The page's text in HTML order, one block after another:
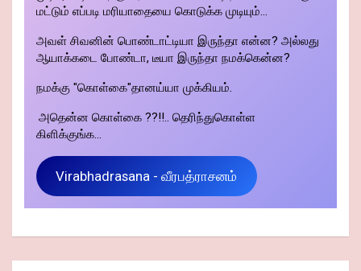
மட்டும் எப்படி மரியாதையை கொடுக்க முடியும்...
அவள் சிவனின் பொண்டாட்டியா இருந்தா என்ன? அல்லது
ஆயாக்கடை போண்டா, டீயா இருந்தா நமக்கென்ன?
நமக்கு "கொள்கை"தானய்யா முக்கியம்.
அதென்ன கொள்கை ??!!.. தெரிந்துகொள்ள
கிளிக்குங்க...
Virabhadrasana - வீரபத்ராசனம்